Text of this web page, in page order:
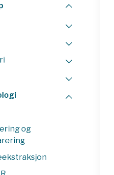
og